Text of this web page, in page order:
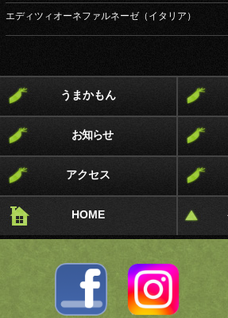
エディツィオーネファルネーゼ（イタリア）
うまかもん
お知らせ
アクセス
HOME